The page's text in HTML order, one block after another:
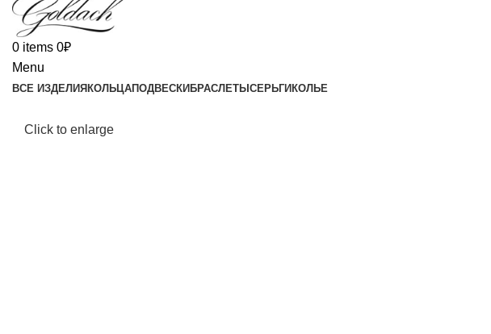
0 items 0₽
Menu
ВСЕ ИЗДЕЛИЯ КОЛЬЦАПОДВЕСКИ БРАСЛЕТЫ СЕРЬГИ КОЛЬЕ
Click to enlarge